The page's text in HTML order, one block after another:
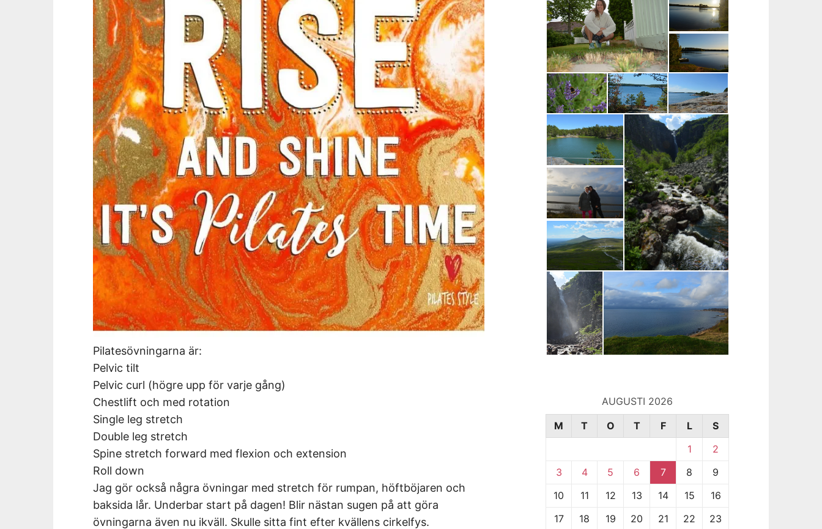
Pilatesövningarna är:
Pelvic tilt
Pelvic curl (högre upp för varje gång)
Chestlift och med rotation
Single leg stretch
Double leg stretch
Spine stretch forward med flexion och extension
Roll down
Jag gör också några övningar med stretch för rumpan, höftböjaren och
baksida lår. Underbar start på dagen! Blir nästan sugen på att göra
övningarna även nu ikväll. Skulle sitta fint efter kvällens cirkelfys.
AUGUSTI 2026
M
T O T F L
S
1
2
3
4 5 6 7 8
9
10
11 12 13 14 15
16
17
18 19 20 21 22
23